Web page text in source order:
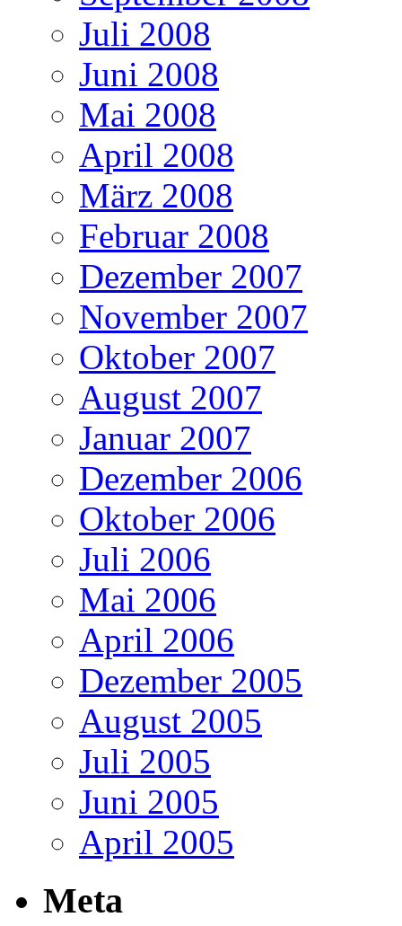
Juli 2008
Juni 2008
Mai 2008
April 2008
März 2008
Februar 2008
Dezember 2007
November 2007
Oktober 2007
August 2007
Januar 2007
Dezember 2006
Oktober 2006
Juli 2006
Mai 2006
April 2006
Dezember 2005
August 2005
Juli 2005
Juni 2005
April 2005
Meta